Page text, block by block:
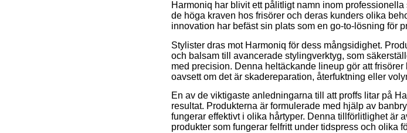
Harmoniq har blivit ett pålitligt namn inom
de höga kraven hos frisörer och deras kunders olika
innovation har befäst sin plats som en go-to-lösning för
Stylister dras mot Harmoniq för dess mångsidighet.
och balsam till avancerade stylingverktyg, som
med precision. Denna heltäckande lineup gör att
oavsett om det är skadereparation, återfuktning eller
En av de viktigaste anledningarna till att proffs litar på
resultat. Produkterna är formulerade med hjälp av
fungerar effektivt i olika hårtyper. Denna tillförlitlighet är
produkter som fungerar felfritt under tidspress och olika